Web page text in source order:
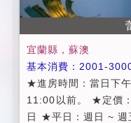
蘭旅遊資訊服務。
六、連續假日 ※ 定
4房即可包棟 ※ 提供
宜蘭縣，蘇澳
基本消費：2001-
★進房時間：當日下
11:00以前。 ★定價
日 ★平日：週日 ~